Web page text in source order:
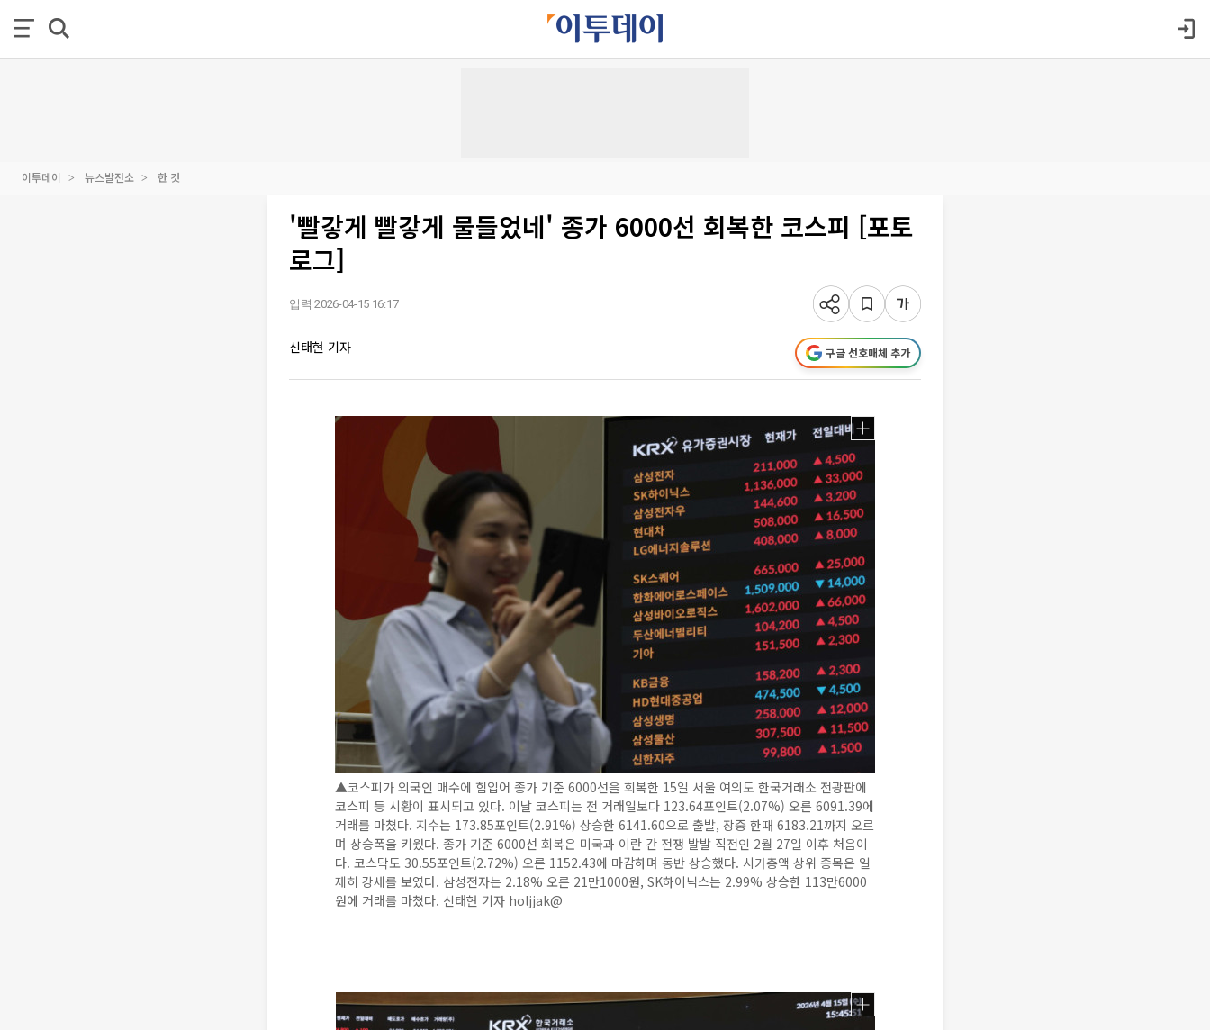
이투데이 뉴스발전소 한 컷
'빨갛게 빨갛게 물들었네' 종가 6000선 회복한 코스피 [포토
로그]
입력 2026-04-15 16:17
신태현 기자 구글 선호매체 추가
▲코스피가 외국인 매수에 힘입어 종가 기준 6000선을 회복한 15일 서울 여의도 한국거래소 전광판에
코스피 등 시황이 표시되고 있다. 이날 코스피는 전 거래일보다 123.64포인트(2.07%) 오른 6091.39에
거래를 마쳤다. 지수는 173.85포인트(2.91%) 상승한 6141.60으로 출발, 장중 한때 6183.21까지 오르
며 상승폭을 키웠다. 종가 기준 6000선 회복은 미국과 이란 간 전쟁 발발 직전인 2월 27일 이후 처음이
다. 코스닥도 30.55포인트(2.72%) 오른 1152.43에 마감하며 동반 상승했다. 시가총액 상위 종목은 일
제히 강세를 보였다. 삼성전자는 2.18% 오른 21만1000원, SK하이닉스는 2.99% 상승한 113만6000
원에 거래를 마쳤다. 신태현 기자 holjjak@